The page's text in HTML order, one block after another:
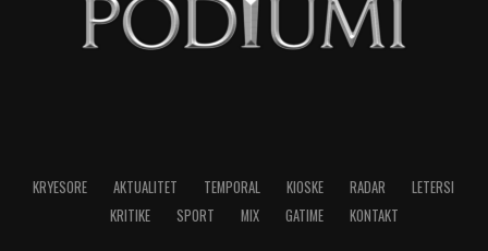
dekurajuar dhe çorientuar nga kthimi i Donald
Trump dhe axhenda e tij autoritare.
por nuk mund të harrojmë se Amerika tani është
një vend thellësisht i ndarë: Verilindja, bregdeti i